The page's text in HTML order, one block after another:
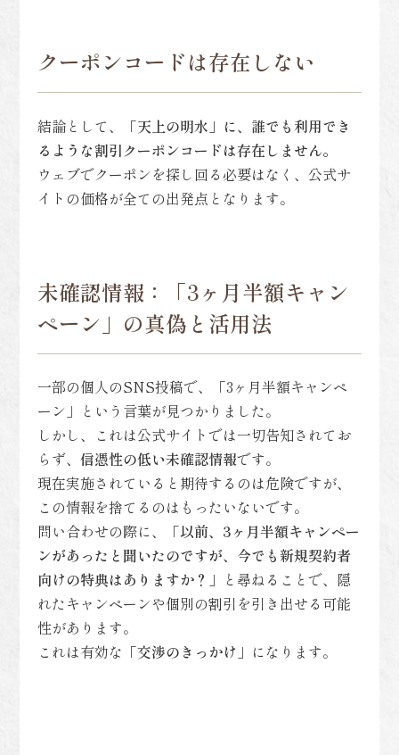
クーポンコードは存在しない
結論として、
「天上の明水」に、誰でも利用でき
るような割引クーポンコードは存在しません。
ウェブでクーポンを探し回る必要はなく、公式サ
イトの価格が全ての出発点となります。
未確認情報：「3ヶ月半額キャン
ペーン」の真偽と活用法
一部の個人のSNS投稿で、「3ヶ月半額キャンペ
ーン」という言葉が見つかりました。
しかし、これは公式サイトでは一切告知されてお
らず、信憑性の低い未確認情報です。
現在実施されていると期待するのは危険ですが、
この情報を捨てるのはもったいないです。
問い合わせの際に、
「以前、3ヶ月半額キャンペー
ンがあったと聞いたのですが、今でも新規契約者
向けの特典はありますか？」 と尋ねることで、隠
れたキャンペーンや個別の割引を引き出せる可能
性があります。
これは有効な 「交渉のきっかけ」 になります。